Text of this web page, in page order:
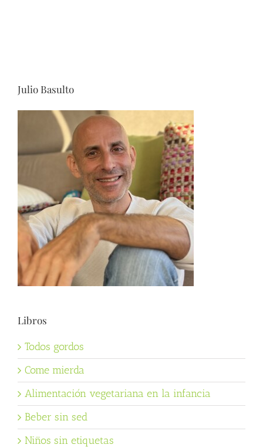
Julio Basulto
Libros
Todos gordos
Come mierda
Alimentación vegetariana en la infancia
Beber sin sed
Niños sin etiquetas